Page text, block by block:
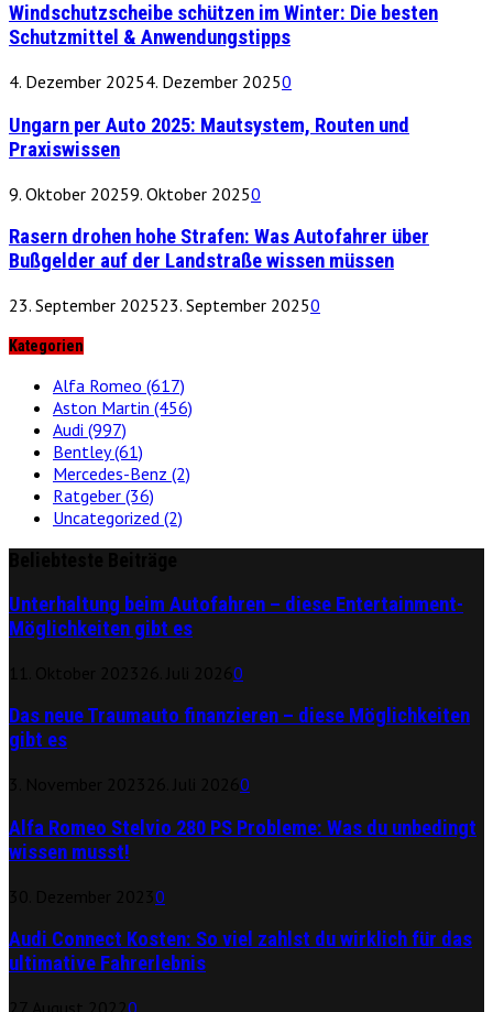
Windschutzscheibe schützen im Winter: Die besten
Schutzmittel & Anwendungstipps
4. Dezember 20254. Dezember 20250
Ungarn per Auto 2025: Mautsystem, Routen und
Praxiswissen
9. Oktober 20259. Oktober 20250
Rasern drohen hohe Strafen: Was Autofahrer über
Bußgelder auf der Landstraße wissen müssen
23. September 202523. September 20250
Kategorien
Alfa Romeo (617)
Aston Martin (456)
Audi (997)
Bentley(61)
Mercedes-Benz (2)
Ratgeber (36)
Uncategorized (2)
Unterhaltung beim Autofahren – diese Entertainment-
Möglichkeiten gibt es
0
Das neue Traumauto finanzieren – diese Möglichkeiten
gibt es
0
Alfa Romeo Stelvio 280 PS Probleme: Was du unbedingt
wissen musst!
0
Audi Connect Kosten: So viel zahlst du wirklich für das
ultimative Fahrerlebnis
0